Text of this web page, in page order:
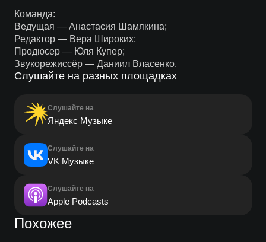
Команда:
Ведущая — Анастасия Шамякина;
Редактор — Вера Широких;
Продюсер — Юля Купер;
Звукорежиссёр — Даниил Власенко.
Слушайте на разных площадках
Слушайте на
Яндекс Музыке
Слушайте на
VK Музыке
Слушайте на
Apple Podcasts
Похожее